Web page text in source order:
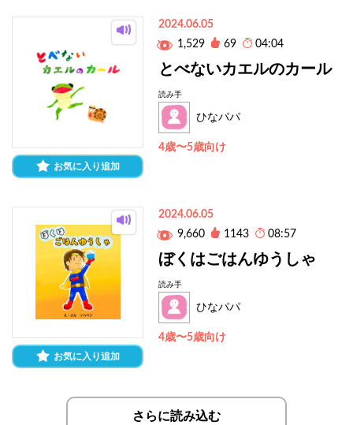
お気に入り追加
2024.06.05
1,529
69 04:04
とべないカエルのカール
読み手
ひなパパ
4歳〜5歳向け
お気に入り追加
2024.06.05
9,660
1143 08:57
ぼくはごはんゆうしゃ
読み手
ひなパパ
4歳〜5歳向け
さらに読み込む